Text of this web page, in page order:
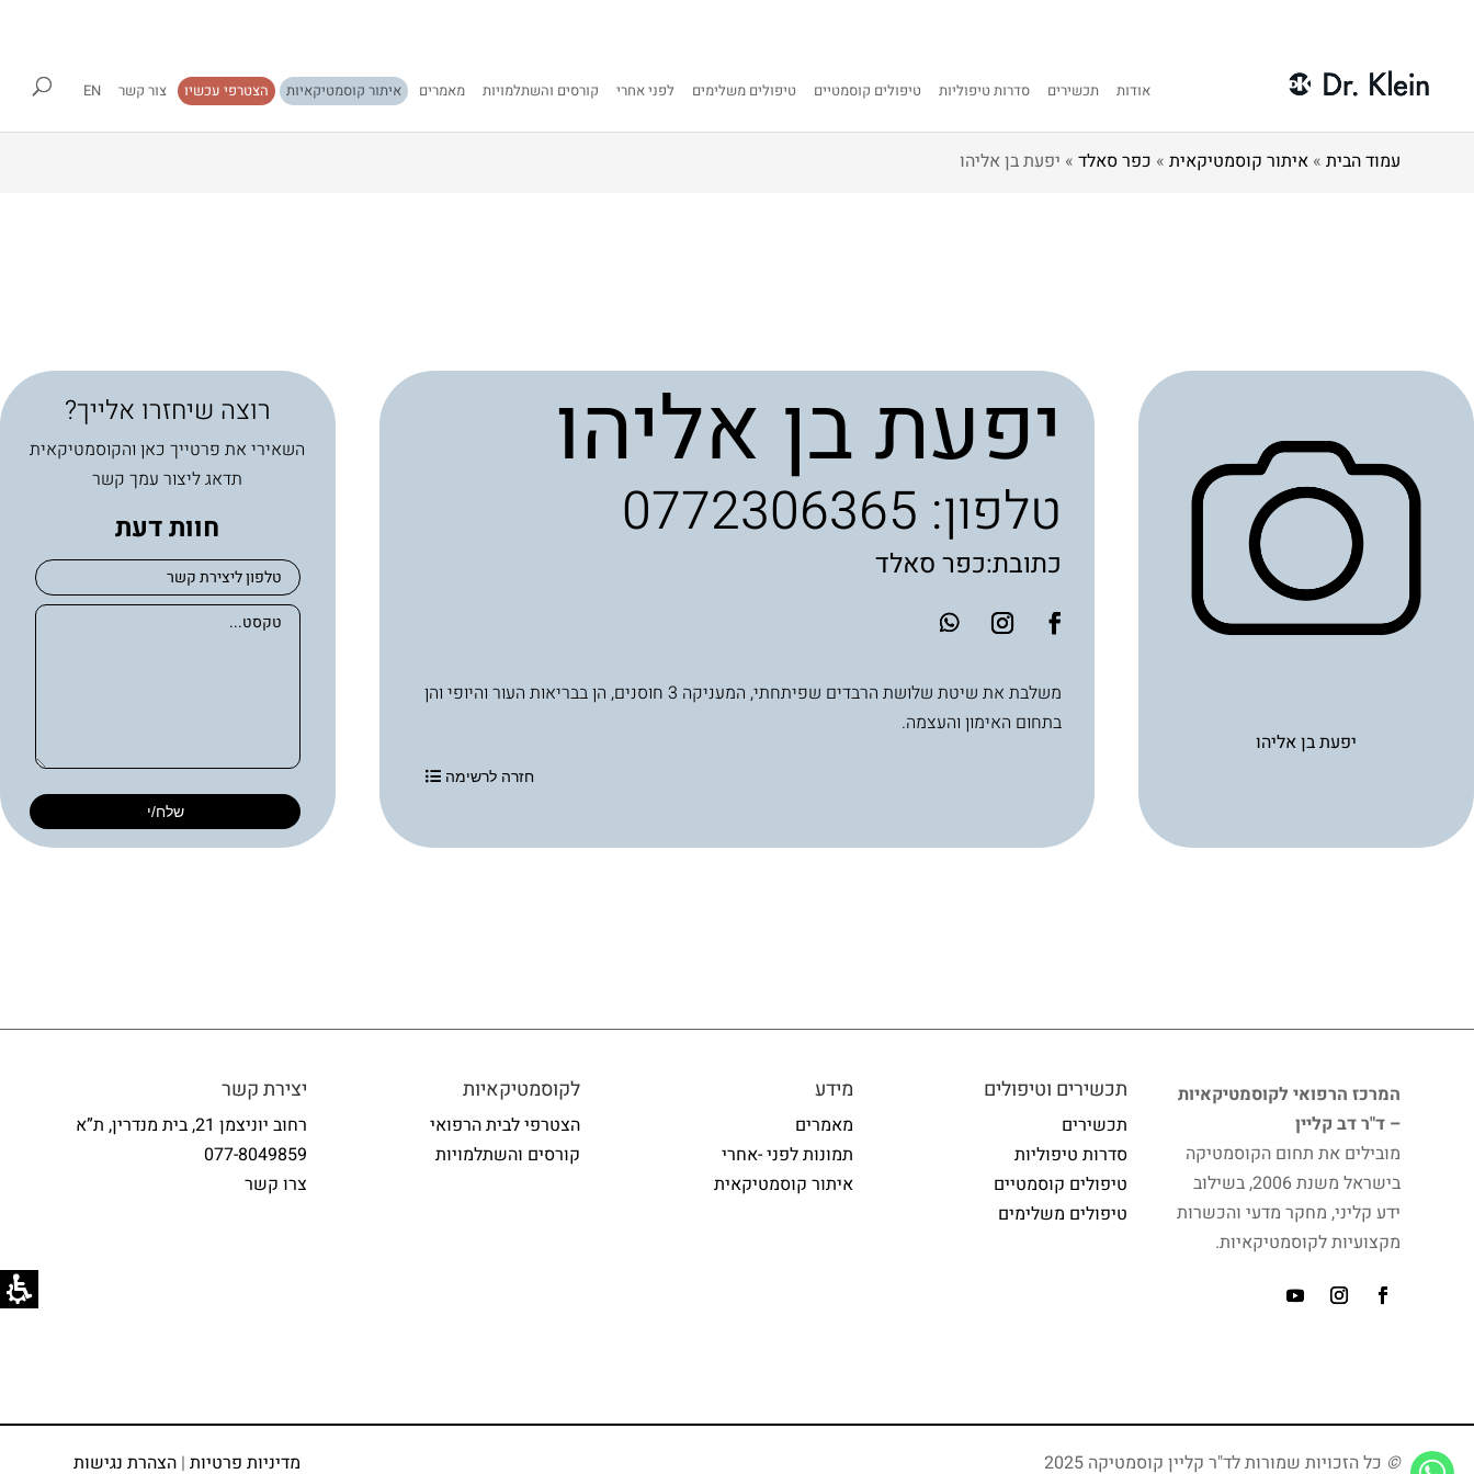
אודות תכשירים סדרות טיפוליות טיפולים קוסמטיים טיפולים משלימים לפני אחרי קורסים והשתלמויות מאמרים איתור קוסמטיקאיות הצטרפי עכשיו צור קשר EN
עמוד הבית »איתור קוסמטיקאית » כפר סאלד » יפעת בן אליהו
רוצה שיחזרו אלייך?
השאירי את פרטייך כאן והקוסמטיקאית
תדאג ליצור עמך קשר
חוות דעת
שלח/י
יפעת בן אליהו
טלפון: 0772306365
כתובת:כפר סאלד
משלבת את שיטת שלושת הרבדים שפיתחתי, המעניקה 3 חוסנים, הן בבריאות העור והיופי והן
בתחום האימון והעצמה.
חזרה לרשימה
יפעת בן אליהו
יצירת קשר
רחוב יוניצמן 21, בית מנדרין, ת”א
077-8049859
צרו קשר
לקוסמטיקאיות
הצטרפי לבית הרפואי
קורסים והשתלמויות
מידע
מאמרים
תמונות לפני -אחרי
איתור קוסמטיקאית
תכשירים וטיפולים
תכשירים
סדרות טיפוליות
טיפולים קוסמטיים
טיפולים משלימים
המרכז הרפואי לקוסמטיקאיות
– ד"ר דב קליין
מובילים את תחום הקוסמטיקה
בישראל משנת 2006, בשילוב
ידע קליני, מחקר מדעי והכשרות
מקצועיות לקוסמטיקאיות.
מדיניות פרטיות| הצהרת נגישות © כל הזכויות שמורות לד"ר קליין קוסמטיקה 2025